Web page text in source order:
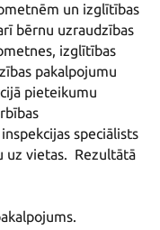
un izglītības
bērnu uzraudzības
izglītības
pakalpojumu
pieteikumu
speciālists
uz vietas.  Rezultātā